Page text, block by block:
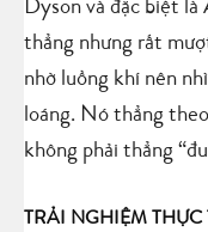
Dyson và đặc biệt
thẳng nhưng rất
nhờ luồng khí nên
loáng. Nó thẳng
không phải thẳng
TRẢI NGHIỆM